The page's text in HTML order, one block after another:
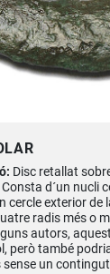
Disc retallat
d´un nucli
cercle exterior
radis més o
autors,
però també
sense un